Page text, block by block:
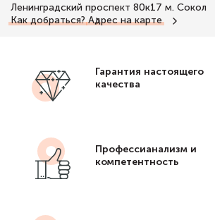
Ленинградский проспект 80к17 м. Сокол
Как добраться? Адрес на карте
Гарантия настоящего
качества
Профессианализм и
компетентность